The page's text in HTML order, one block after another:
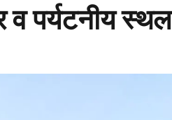
पर्यटनीय स्थल